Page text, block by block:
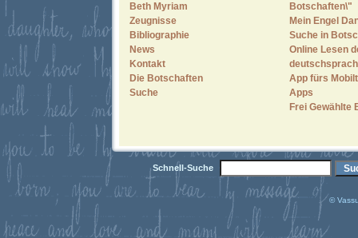
Beth Myriam
Zeugnisse
Bibliographie
News
Kontakt
Die Botschaften
Suche
Botschaften\"
Mein Engel
Suche in
Online Lesen
App fürs
Apps
Frei Gewählte
Schnell-Suche
©